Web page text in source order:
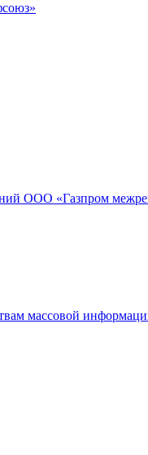
ООО «Газпром
массовой